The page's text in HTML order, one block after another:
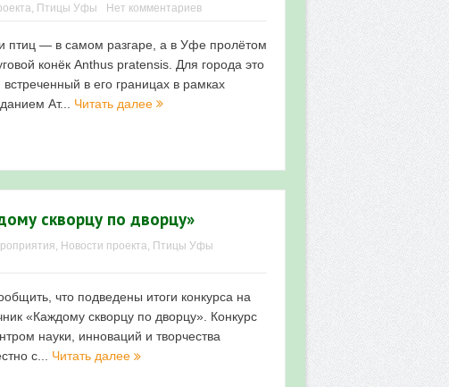
Птицы Уфы Нет комментариев
птиц — в самом разгаре, а в Уфе пролётом
конёк Anthus pratensis. Для города это
в его границах в рамках
Ат... Читать далее
скворцу по дворцу»
, Новости проекта, Птицы Уфы
что подведены итоги конкурса на
«Каждому скворцу по дворцу». Конкурс
науки, инноваций и творчества
с... Читать далее